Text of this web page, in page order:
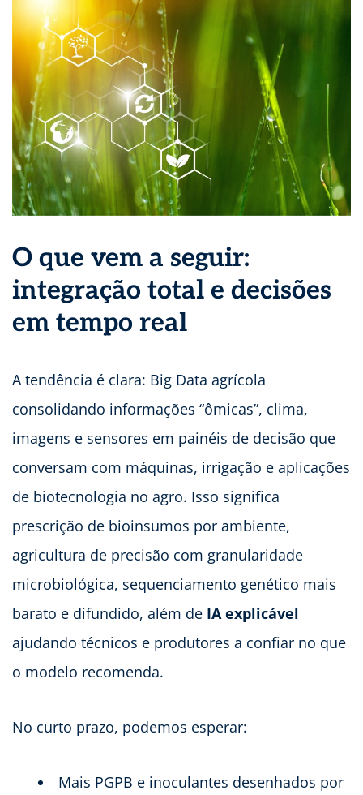
O que vem a seguir:
integração total e decisões
em tempo real
A tendência é clara: Big Data agrícola
consolidando informações “ômicas”, clima,
imagens e sensores em painéis de decisão que
conversam com máquinas, irrigação e aplicações
de biotecnologia no agro. Isso significa
prescrição de bioinsumos por ambiente,
agricultura de precisão com granularidade
microbiológica, sequenciamento genético mais
barato e difundido, além de IA explicável
ajudando técnicos e produtores a confiar no que
o modelo recomenda.
No curto prazo, podemos esperar:
Mais PGPB e inoculantes desenhados por